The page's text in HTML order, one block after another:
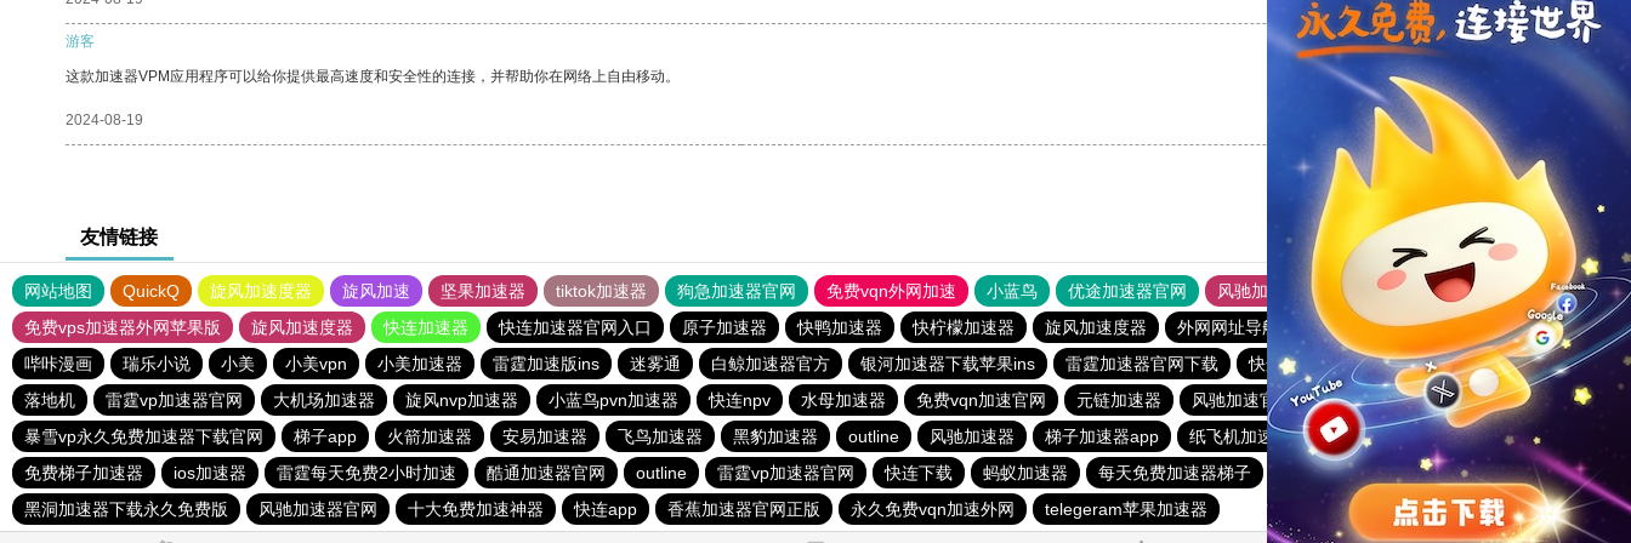
游客
这款加速器VPM应用程序可以给你提供最高速度和安全性的连接，并帮助你在网络上自由移动。
2024-08-19 支持
友情链接
网站地图 QuickQ 旋风加速度器 旋风加速 坚果加速器 tiktok加速器 狗急加速器官网 免费vqn外网加速 小蓝鸟 优途加速器官网 风驰加速器
旋风加速器
免费vps加速器外网苹果版
旋风加速度器 快连加速器 快连加速器官网入口 原子加速器 快鸭加速器 快柠檬加速器 旋风加速度器 外网网址导航 软件中心 雷霆加速
狂飙加速器
哔咔漫画
瑞乐小说 小美 小美vpn 小美加速器 雷霆加速版ins 迷雾通 白鲸加速器官方 银河加速器下载苹果ins 雷霆加速器官网下载 快连加速器app
黑洞vp永久加速器
落地机
雷霆vp加速器官网 大机场加速器 旋风nvp加速器 小蓝鸟pvn加速器 快连npv 水母加速器 免费vqn加速官网 元链加速器 风驰加速官网首页
快鸭加速器
暴雪vp永久免费加速器下载官网
梯子app 火箭加速器 安易加速器 飞鸟加速器 黑豹加速器 outline 风驰加速器 梯子加速器app 纸飞机加速器 免费vp加速七天试用
快连pro
免费梯子加速器
ios加速器 雷霆每天免费2小时加速 酷通加速器官网 outline 雷霆vp加速器官网 快连下载 蚂蚁加速器 每天免费加速器梯子 outline
暴雪加速器
黑洞加速器下载永久免费版
风驰加速器官网 十大免费加速神器 快连app 香蕉加速器官网正版 永久免费vqn加速外网 telegeram苹果加速器